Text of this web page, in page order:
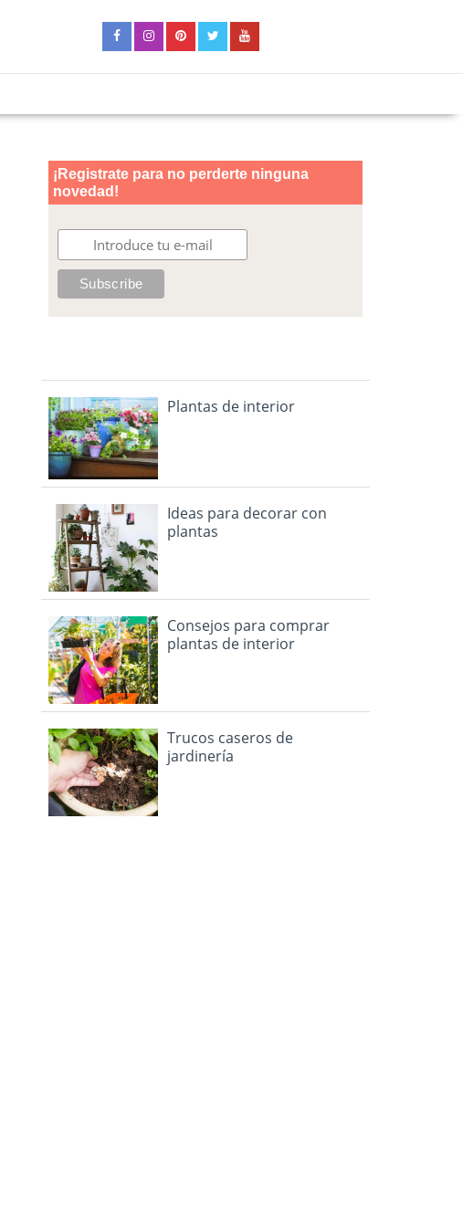
Plantas de interior
Ideas para decorar con
plantas
Consejos para comprar
plantas de interior
Trucos caseros de
jardinería